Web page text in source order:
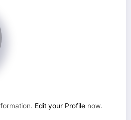
Edit your Profile now.